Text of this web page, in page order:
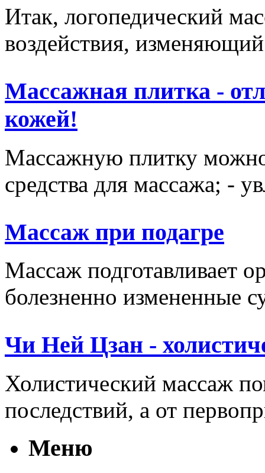
Итак, логопедический
воздействия,
Массажная плитка -
кожей!
Массажную плитку можно
средства для массажа; -
Массаж при подагре
Массаж подготавливает
болезненно измененные
Чи Ней Цзан -
Холистический массаж
последствий, а от
Меню